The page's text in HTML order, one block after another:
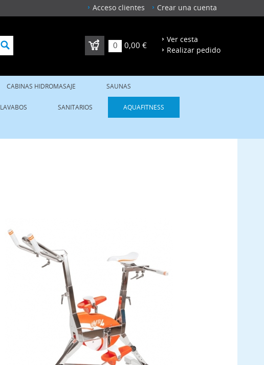
Acceso clientes Crear una cuenta
0 0,00 € Realizar pedido
Ver cesta
CABINAS HIDROMASAJE SAUNAS
LAVABOS SANITARIOS AQUAFITNESS